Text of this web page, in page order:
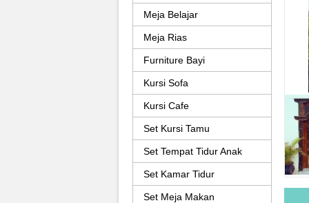
Meja Belajar
Meja Rias
Furniture Bayi
Kursi Sofa
Kursi Cafe
Set Kursi Tamu
Set Tempat Tidur Anak
Set Kamar Tidur
Set Meja Makan